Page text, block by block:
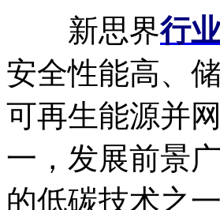
新思界行
安全性能高、
可再生能源并
一，发展前景
的低碳技术之